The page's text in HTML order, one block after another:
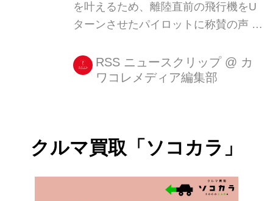
を叶えるため、離陸直前の飛行機をU
ターンさせたパイロットに称賛の声 老
機体を反転させ、搭乗ゲートへと引き
返した機長らに賞賛の声が集まってい
トラリアへ [...]
RSS ニュースクリップ @ カ
ワコレメディア編集部
クルマ買取「ソコカラ」